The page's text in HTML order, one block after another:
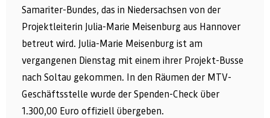
Samariter-Bundes, das in Niedersachsen von der
Projektleiterin Julia-Marie Meisenburg aus Hannover
betreut wird. Julia-Marie Meisenburg ist am
vergangenen Dienstag mit einem ihrer Projekt-Busse
nach Soltau gekommen. In den Räumen der MTV-
Geschäftsstelle wurde der Spenden-Check über
1.300,00 Euro offiziell übergeben.